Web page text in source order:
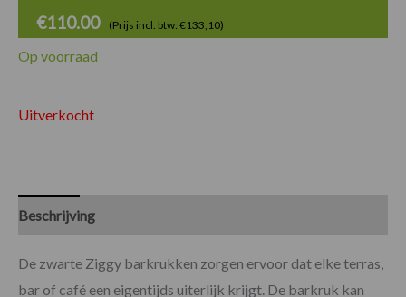
€110.00 (Prijs incl. btw: €133,10)
Op voorraad
Uitverkocht
Beschrijving
De zwarte Ziggy barkrukken zorgen ervoor dat elke terras,
bar of café een eigentijds uiterlijk krijgt. De barkruk kan